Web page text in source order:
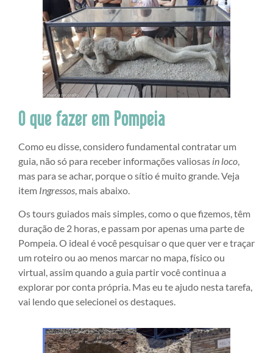
O que fazer em Pompeia
Como eu disse, considero fundamental contratar um
guia, não só para receber informações valiosas in loco,
mas para se achar, porque o sítio é muito grande. Veja
item Ingressos, mais abaixo.
Os tours guiados mais simples, como o que fizemos, têm
duração de 2 horas, e passam por apenas uma parte de
Pompeia. O ideal é você pesquisar o que quer ver e traçar
um roteiro ou ao menos marcar no mapa, físico ou
virtual, assim quando a guia partir você continua a
explorar por conta própria. Mas eu te ajudo nesta tarefa,
vai lendo que selecionei os destaques.